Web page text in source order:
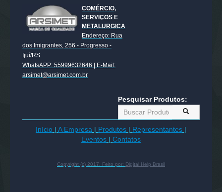
COMÉRCIO,
SERVIÇOS E
METALURGICA
Endereço: Rua
dos Imigrantes, 256 - Progresso -
Ijuí/RS
WhatsAPP: 55999632646 | E-Mail:
arsimet@arsimet.com.br
Pesquisar Produtos:
Início A Empresa Produtos Representantes
Eventos
Contatos
Copyright (c) 2017. Feito por: Digital Help Brasil